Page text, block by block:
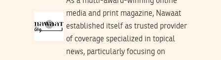
media and print magazine, Nawaat
established itself as trusted provider
of coverage specialized in topical
news, particularly focusing on